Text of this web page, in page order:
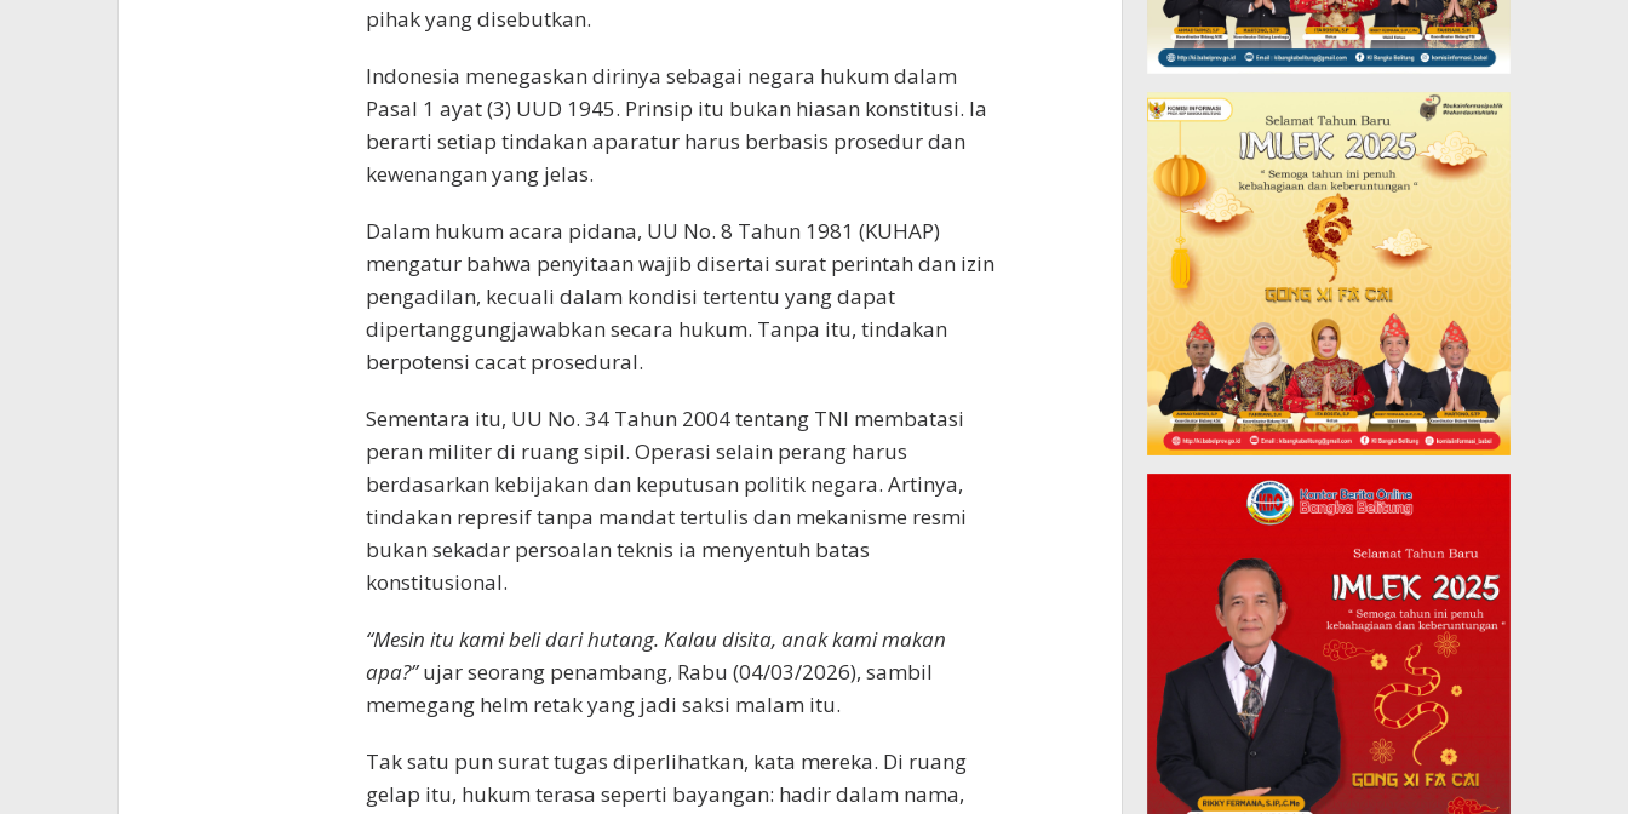
pihak yang disebutkan.
Indonesia menegaskan dirinya sebagai negara hukum dalam
Pasal 1 ayat (3) UUD 1945. Prinsip itu bukan hiasan konstitusi. Ia
berarti setiap tindakan aparatur harus berbasis prosedur dan
kewenangan yang jelas.
Dalam hukum acara pidana, UU No. 8 Tahun 1981 (KUHAP)
mengatur bahwa penyitaan wajib disertai surat perintah dan izin
pengadilan, kecuali dalam kondisi tertentu yang dapat
dipertanggungjawabkan secara hukum. Tanpa itu, tindakan
berpotensi cacat prosedural.
Sementara itu, UU No. 34 Tahun 2004 tentang TNI membatasi
peran militer di ruang sipil. Operasi selain perang harus
berdasarkan kebijakan dan keputusan politik negara. Artinya,
tindakan represif tanpa mandat tertulis dan mekanisme resmi
bukan sekadar persoalan teknis ia menyentuh batas
konstitusional.
“Mesin itu kami beli dari hutang. Kalau disita, anak kami makan
apa?”ujar seorang penambang, Rabu (04/03/2026), sambil
memegang helm retak yang jadi saksi malam itu.
Tak satu pun surat tugas diperlihatkan, kata mereka. Di ruang
gelap itu, hukum terasa seperti bayangan: hadir dalam nama,